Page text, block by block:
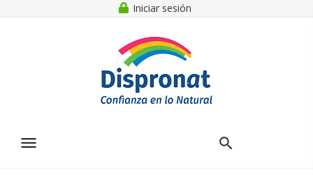
Iniciar sesión
menu